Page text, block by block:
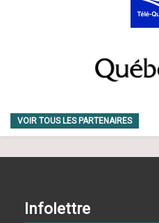
VOIR TOUS LES PARTENAIRES
Infolettre